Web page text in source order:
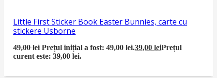
Little First Sticker Book Easter Bunnies, carte cu
stickere Usborne
49,00lei Prețul inițial a fost: 49,00 lei.39,00leiPrețul
curent este: 39,00 lei.